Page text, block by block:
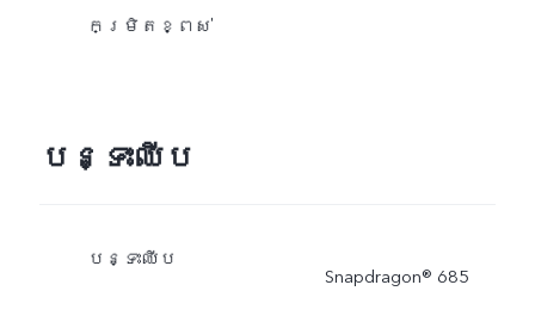
កម្រិតខ្ពស់
បន្ទះឈីប
បន្ទះឈីប
Snapdragon® 685